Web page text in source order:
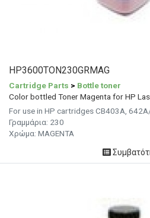
HP3600TON230GRMAG
Cartridge Parts > Bottle toner
Color bottled Toner Magenta for HP
For use in HP cartridges CB403A,
Γραμμάρια: 230
Χρώμα: MAGENTA